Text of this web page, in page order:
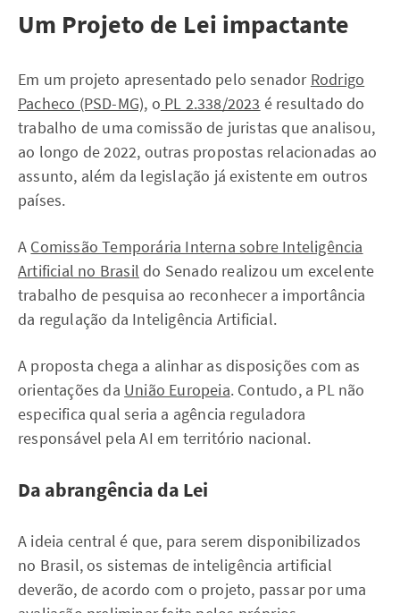
Um Projeto de Lei impactante
Em um projeto apresentado pelo senador Rodrigo
Pacheco (PSD-MG), o PL 2.338/2023 é resultado do
trabalho de uma comissão de juristas que analisou,
ao longo de 2022, outras propostas relacionadas ao
assunto, além da legislação já existente em outros
países.
A Comissão Temporária Interna sobre Inteligência
Artificial no Brasil do Senado realizou um excelente
trabalho de pesquisa ao reconhecer a importância
da regulação da Inteligência Artificial.
A proposta chega a alinhar as disposições com as
orientações da União Europeia. Contudo, a PL não
especifica qual seria a agência reguladora
responsável pela AI em território nacional.
Da abrangência da Lei
A ideia central é que, para serem disponibilizados
no Brasil, os sistemas de inteligência artificial
deverão, de acordo com o projeto, passar por uma